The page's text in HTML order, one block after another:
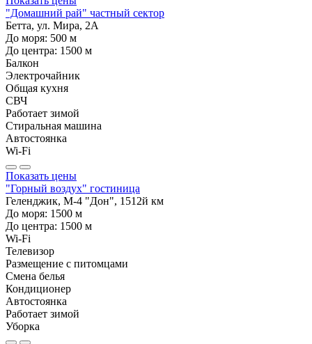
"Домашний рай" частный сектор
Бетта, ул. Мира, 2А
До моря: 500 м
До центра: 1500 м
Балкон
Электрочайник
Общая кухня
СВЧ
Работает зимой
Стиральная машина
Автостоянка
Wi-Fi
Показать цены
"Горный воздух" гостиница
Геленджик, М-4 "Дон", 1512й км
До моря: 1500 м
До центра: 1500 м
Wi-Fi
Телевизор
Размещение с питомцами
Смена белья
Кондиционер
Автостоянка
Работает зимой
Уборка